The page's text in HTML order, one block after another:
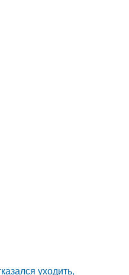
уходить,